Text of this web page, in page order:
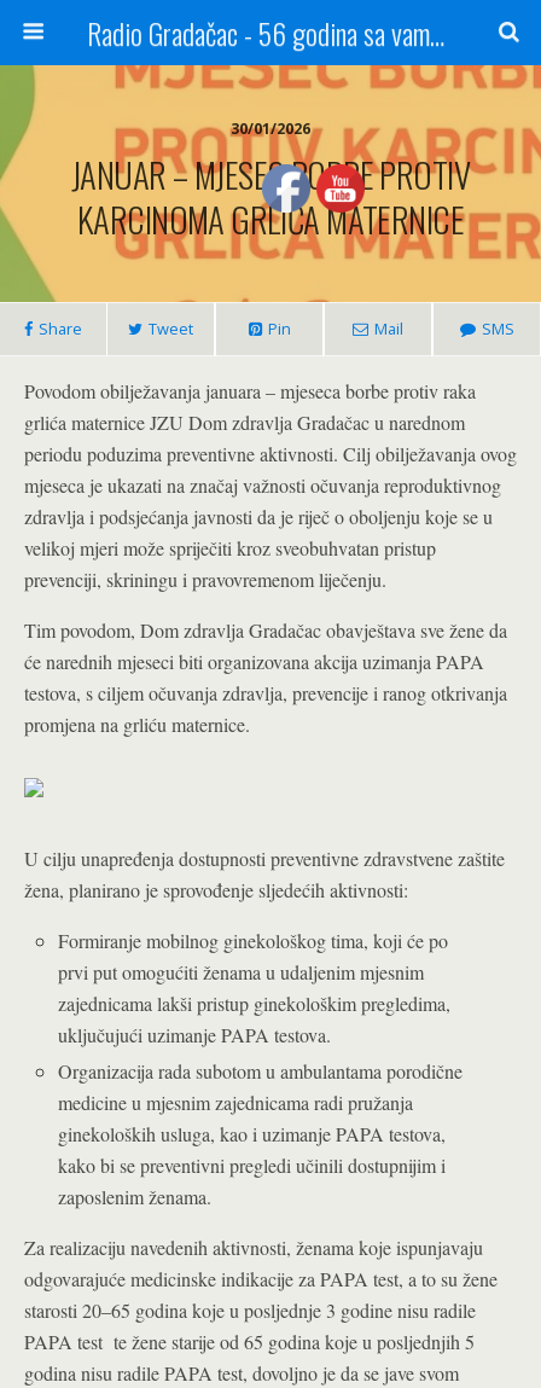
Radio Gradačac - 56 godina sa vama...
30/01/2026
JANUAR – MJESEC BORBE PROTIV
KARCINOMA GRLIĆA MATERNICE
Share Tweet Pin Mail SMS
Povodom obilježavanja januara – mjeseca borbe protiv raka
grlića maternice JZU Dom zdravlja Gradačac u narednom
periodu poduzima preventivne aktivnosti. Cilj obilježavanja ovog
mjeseca je ukazati na značaj važnosti očuvanja reproduktivnog
zdravlja i podsjećanja javnosti da je riječ o oboljenju koje se u
velikoj mjeri može spriječiti kroz sveobuhvatan pristup
prevenciji, skriningu i pravovremenom liječenju.
Tim povodom, Dom zdravlja Gradačac obavještava sve žene da
će narednih mjeseci biti organizovana akcija uzimanja PAPA
testova, s ciljem očuvanja zdravlja, prevencije i ranog otkrivanja
promjena na grliću maternice.
U cilju unapređenja dostupnosti preventivne zdravstvene zaštite
žena, planirano je sprovođenje sljedećih aktivnosti:
Formiranje mobilnog ginekološkog tima, koji će po
prvi put omogućiti ženama u udaljenim mjesnim
zajednicama lakši pristup ginekološkim pregledima,
uključujući uzimanje PAPA testova.
Organizacija rada subotom u ambulantama porodične
medicine u mjesnim zajednicama radi pružanja
ginekoloških usluga, kao i uzimanje PAPA testova,
kako bi se preventivni pregledi učinili dostupnijim i
zaposlenim ženama.
Za realizaciju navedenih aktivnosti, ženama koje ispunjavaju
odgovarajuće medicinske indikacije za PAPA test, a to su žene
starosti 20–65 godina koje u posljednje 3 godine nisu radile
PAPA test te žene starije od 65 godina koje u posljednjih 5
godina nisu radile PAPA test, dovoljno je da se jave svom